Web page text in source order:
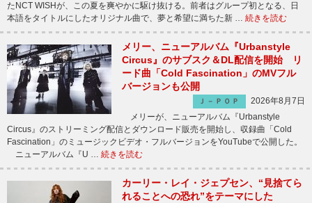
たNCT WISHが、この夏を爽やかに駆け抜ける。前者はグループ初となる、日
本語をタイトルにしたオリジナル曲で、夢と希望に満ちた新 … 続きを読む
メリー、ニューアルバム『Urbanstyle
Circus』のサブスク＆DL配信を開始 リ
ード曲「Cold Fascination」のMVフル
バージョンも公開
Ｊ－ＰＯＰ
2026年8月7日
メリーが、ニューアルバム『Urbanstyle
Circus』のストリーミング配信とダウンロード販売を開始し、収録曲「Cold
Fascination」のミュージックビデオ・フルバージョンをYouTubeで公開した。
ニューアルバム『U … 続きを読む
カーリー・レイ・ジェプセン、“見捨てら
れることへの恐れ”をテーマにした